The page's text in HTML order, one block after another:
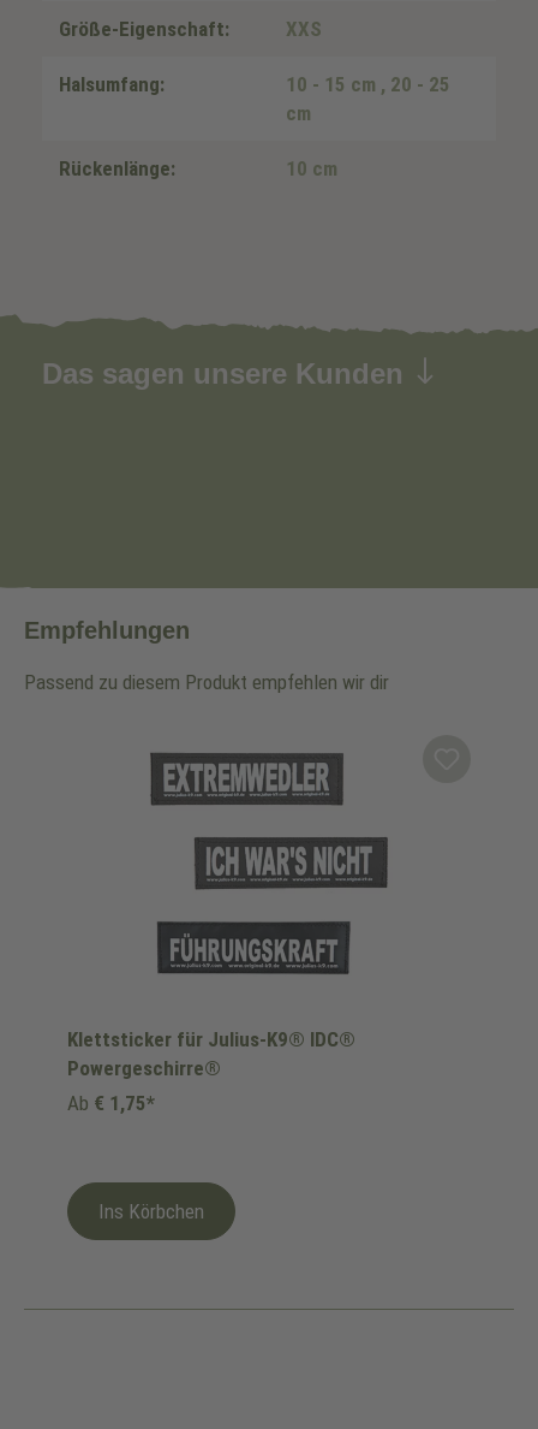
Größe-Eigenschaft: XXS
Halsumfang: 10 - 15 cm , 20 - 25
cm
Rückenlänge: 10 cm
Das sagen unsere Kunden
Empfehlungen
Passend zu diesem Produkt empfehlen wir dir
Klettsticker für Julius-K9® IDC®
Powergeschirre®
Ab € 1,75*
Ins Körbchen